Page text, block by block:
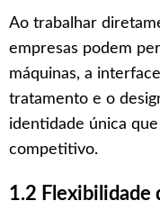
Ao trabalhar
empresas podem
máquinas, a
tratamento e o
identidade única
competitivo.
1.2 Flexibilidade